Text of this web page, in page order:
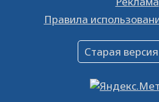
16.12.2022
Объявление
09.12.2022
Свободные рабочие
Правила
Старая